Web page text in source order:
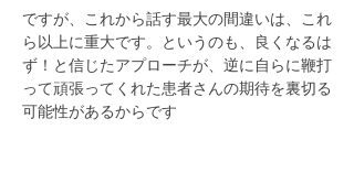
ですが、これから話す最大の間違いは、これ
ら以上に重大です。というのも、良くなるは
ず！と信じたアプローチが、逆に自らに鞭打
って頑張ってくれた患者さんの期待を裏切る
可能性があるからです